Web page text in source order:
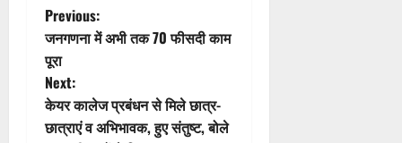
t
i
o
n
P
o
s
t
Previous:
जनगणना में अभी तक 70 फीसदी काम
पूरा
Next:
केयर कालेज प्रबंधन से मिले छात्र-
छात्राएं व अभिभावक, हुए संतुष्ट, बोले